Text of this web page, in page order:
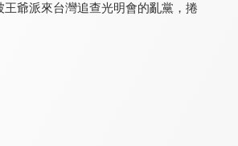
8.0
台灣作家劇場 8.0
醒世媳婦
爺派來台灣追查光明會的亂黨，捲